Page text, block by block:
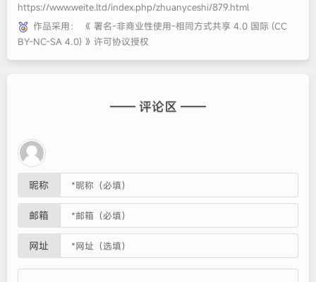
https://www.weite.ltd/index.php/zhuanyceshi/879.html
作品采用：
《 署名-非商业性使用-相同方式共享 4.0 国际 (CC
BY-NC-SA 4.0) 》许可协议授权
—— 评论区 ——
昵称
邮箱
网址